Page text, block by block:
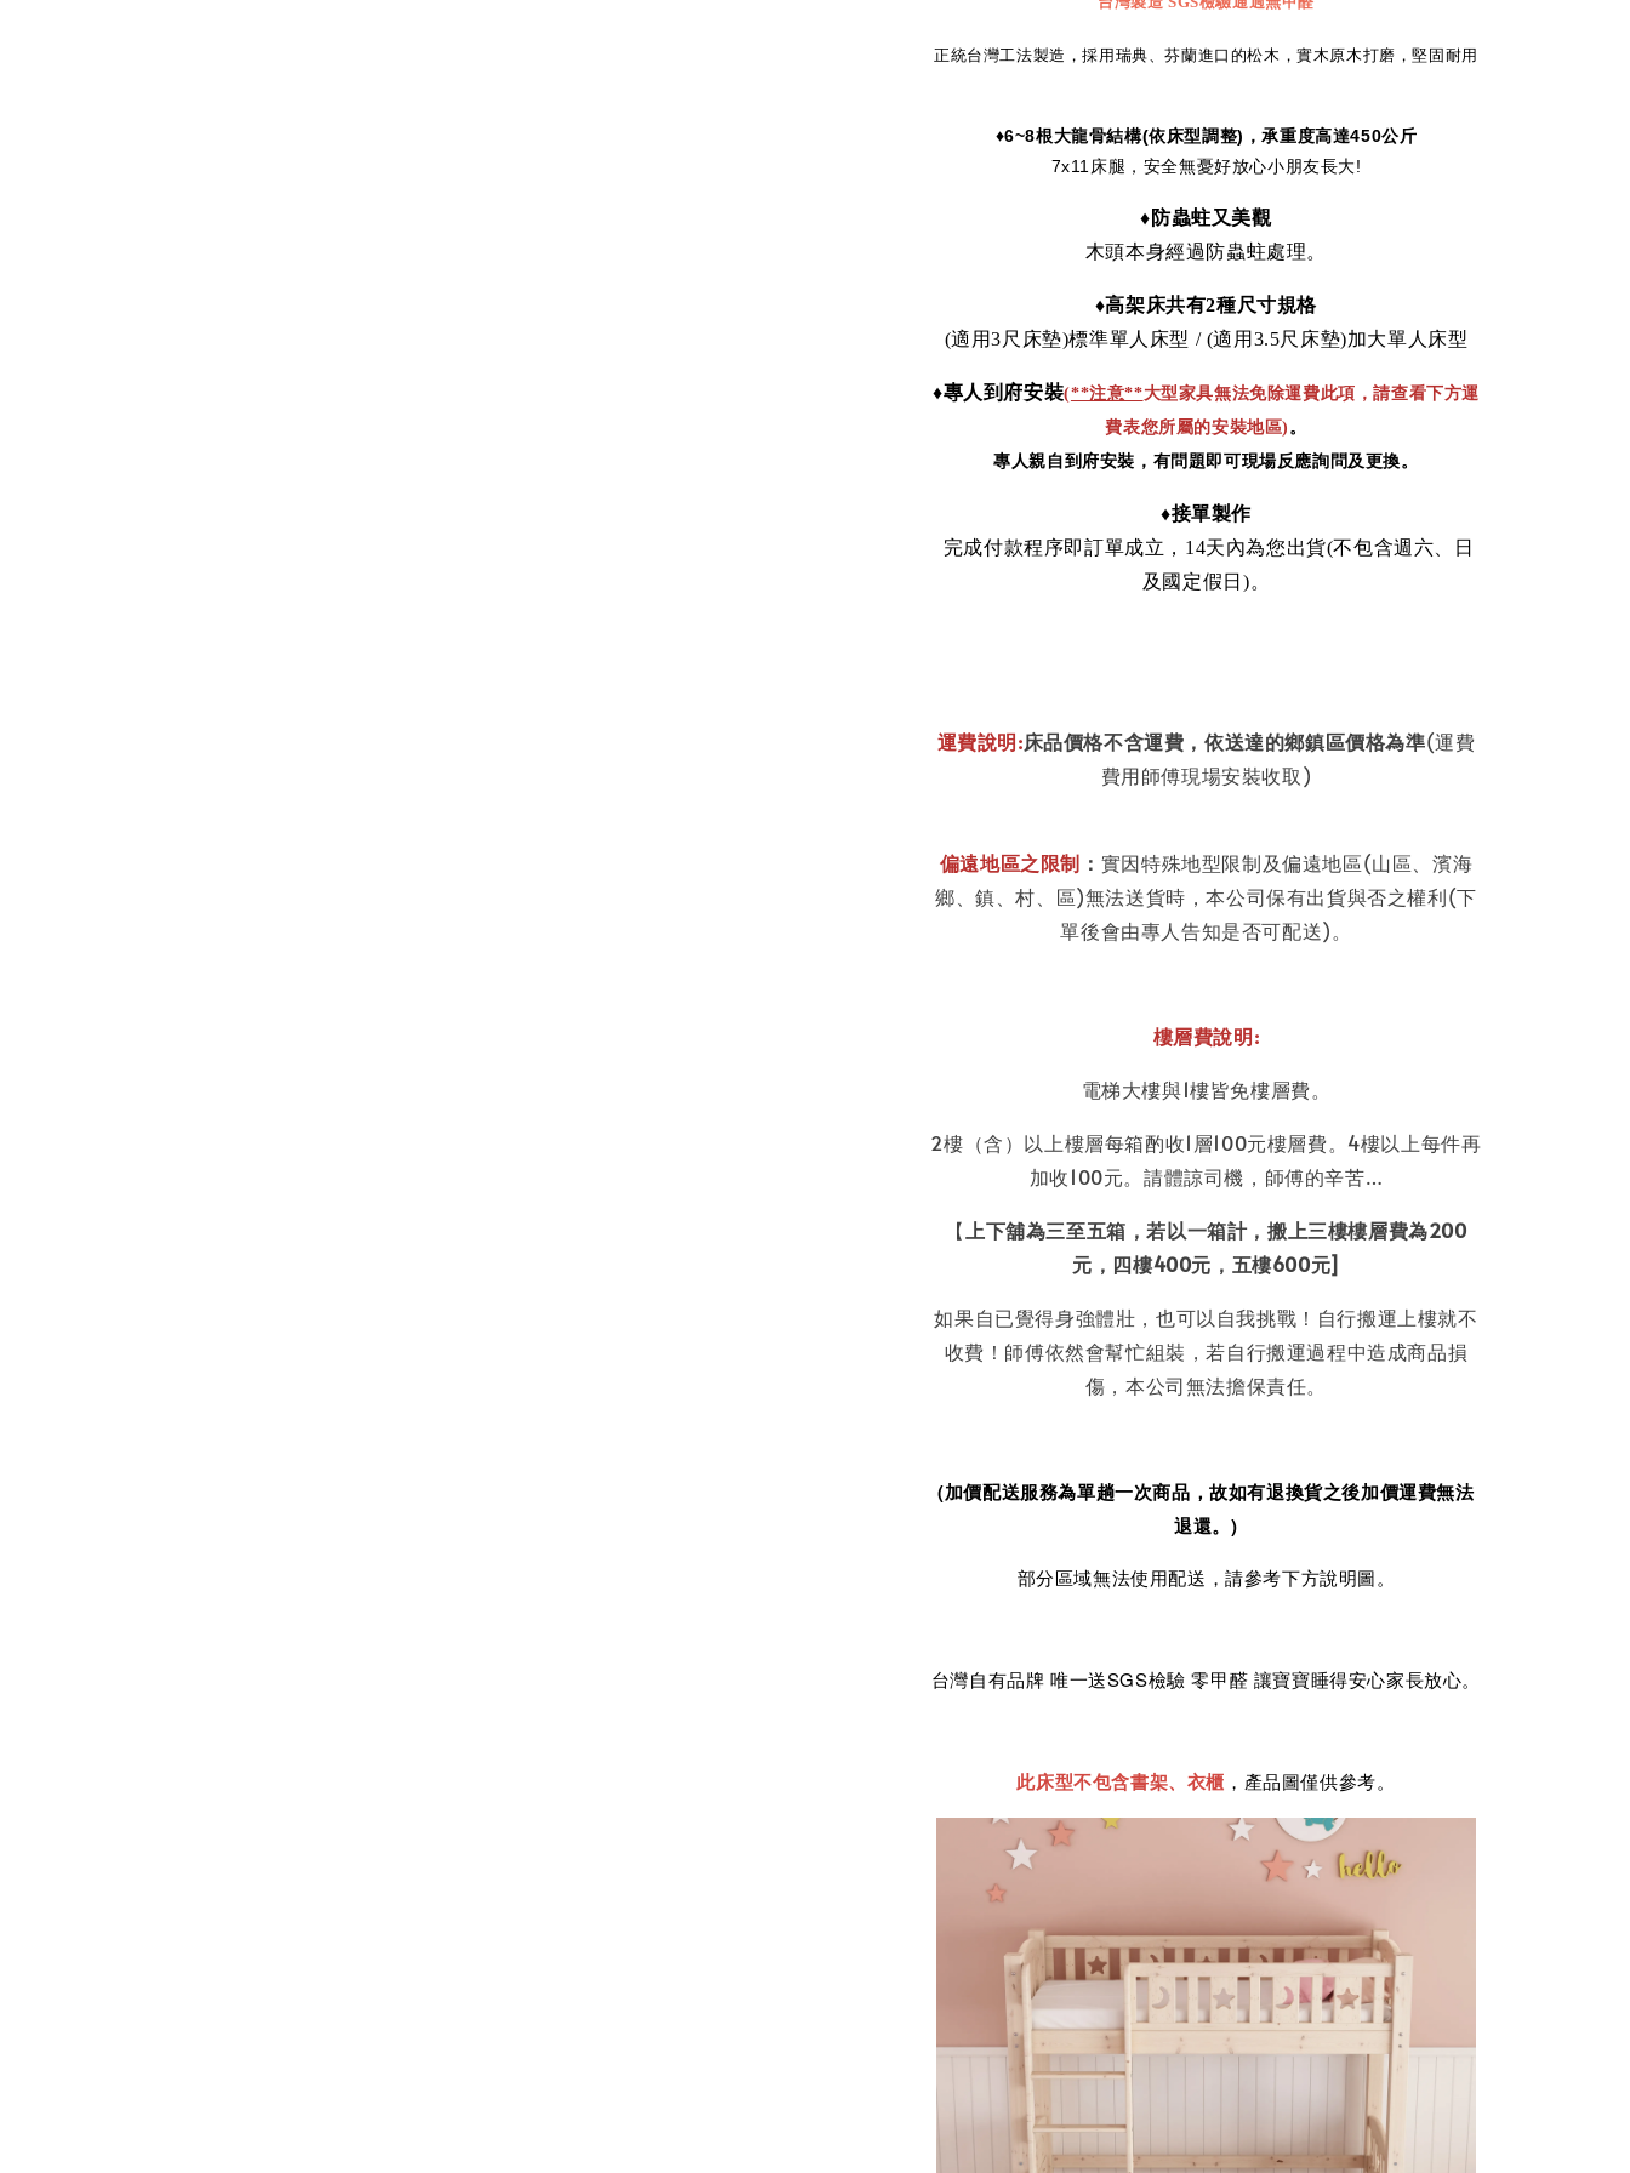
正統台灣工法製造，採用瑞典、芬蘭進口的松木，實木原木打磨，堅固耐用
♦6~8根大龍骨結構(依床型調整) ，承重度高達450公斤
7x11床腿，安全無憂好放心小朋友長大!
♦ 防蟲蛀又美觀
木頭本身經過防蟲蛀處理。
♦高架床共有2種尺寸規格
(適用3尺 床墊)標準單人床型 / (適用3.5尺床墊)加大單人床型
♦專人到府安裝(**注意**大型家具無法免除運費此項，請查看下方運
費表您所屬的安裝地區) 。
專人親自到府安裝，有問題即可現場反應詢問及更換。
♦接單製作
完成付款程序即訂單成立，14天內為您出貨(不包含週六、日
及國定假日)。
運費說明:床品價格不含運費 ，依送達的鄉鎮區價格為準(運費
費用師傅現場安裝收取)
偏遠地區之限制 ： 實因特殊地型限制及偏遠地區(山區、濱海
鄉、鎮、村、區)無法送貨時，本公司保有出貨與否之權利(下
單後會由專人告知是否可配送)。
樓層費說明:
電梯大樓與1樓皆免樓層費。
2樓（含）以上樓層每箱酌收1層100元樓層費。4樓以上每件再
加收100元。請體諒司機，師傅的辛苦…
【 上下舖為三至五箱，若以一箱計，搬上三樓樓層費為200
元，四樓400元，五樓600元]
如果自已覺得身強體壯，也可以自我挑戰！自行搬運上樓就不
收費！師傅依然會幫忙組裝，若自行搬運過程中造成商品損
傷，本公司無法擔保責任。
(加價配送服務為單趟一次商品，故如有退換貨之後加價運費無法
退還。)
部分區域無法使用配送，請參考下方說明圖。
台灣自有品牌 唯一送SGS檢驗 零甲醛 讓寶寶睡得安心家長放心。
此床型不包含書架、衣櫃 ，產品圖僅供參考。